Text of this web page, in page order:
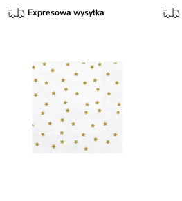
Expresowa wysyłka